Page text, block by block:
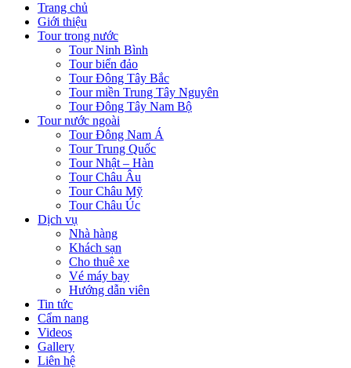
Trang chủ
Giới thiệu
Tour trong nước
Tour Ninh Bình
Tour biển đảo
Tour Đông Tây Bắc
Tour miền Trung Tây Nguyên
Tour Đông Tây Nam Bộ
Tour nước ngoài
Tour Đông Nam Á
Tour Trung Quốc
Tour Nhật – Hàn
Tour Châu Âu
Tour Châu Mỹ
Tour Châu Úc
Dịch vụ
Nhà hàng
Khách sạn
Cho thuê xe
Vé máy bay
Hướng dẫn viên
Tin tức
Cẩm nang
Videos
Gallery
Liên hệ